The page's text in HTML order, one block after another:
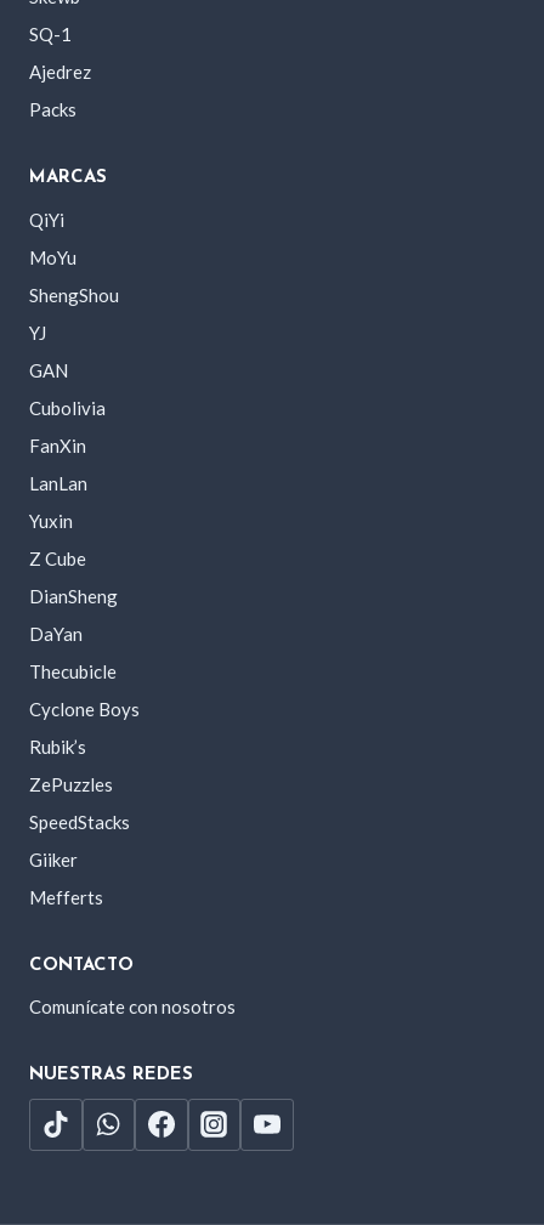
SQ-1
Ajedrez
Packs
MARCAS
QiYi
MoYu
ShengShou
YJ
GAN
Cubolivia
FanXin
LanLan
Yuxin
Z Cube
DianSheng
DaYan
Thecubicle
Cyclone Boys
Rubik’s
ZePuzzles
SpeedStacks
Giiker
Mefferts
CONTACTO
Comunícate con nosotros
NUESTRAS REDES